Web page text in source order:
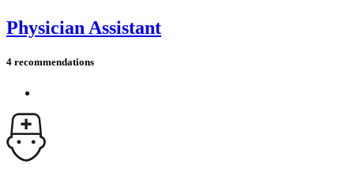
Physician Assistant
4 recommendations